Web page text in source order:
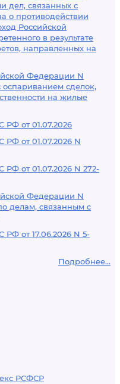
дел, связанных с
о противодействии
Российской
в результате
направленных на
Федерации N
оспариванием сделок,
на жилые
РФ от 01.07.2026
от 01.07.2026 N
от 01.07.2026 N 272-
Федерации N
делам, связанным с
от 17.06.2026 N 5-
Подробнее...
РСФСР